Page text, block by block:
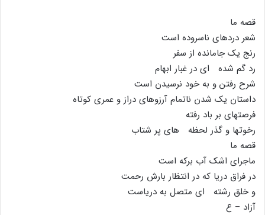
قصه ما
شعر دردهاى ناسروده است
رنج یک جامانده از سفر
رد گم شده اى در غبار ابهام
شرح رفتن و به خود نرسیدن است
داستان یک شدن ناتمام آرزوهاى دراز و عمرى کوتاه
فرصتهاى بر باد رفته
رخوتها و گذر لحظه هاى پر شتاب
قصه ما
ماجراى اشک آب برکه است
در فراق دریا که در انتظار بارش رحمت
و خلق رشته اى متصل به دریاست
آزاد – ع